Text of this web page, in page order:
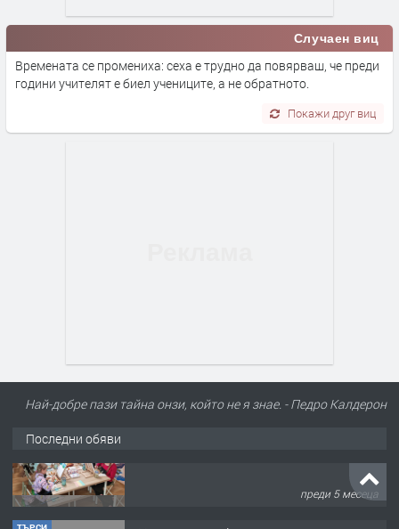
Случаен виц
Времената се промениха: сеха е трудно да повярваш, че преди
години учителят е биел учениците, а не обратното.
Покажи друг виц
Най-добре пази тайна онзи, който не я знае. - Педро Калдерон
Последни обяви
ТЪРСИ